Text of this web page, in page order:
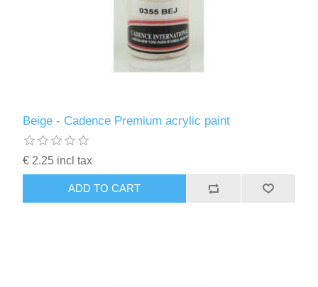
Beige - Cadence Premium acrylic paint
€ 2.25 incl tax
ADD TO CART